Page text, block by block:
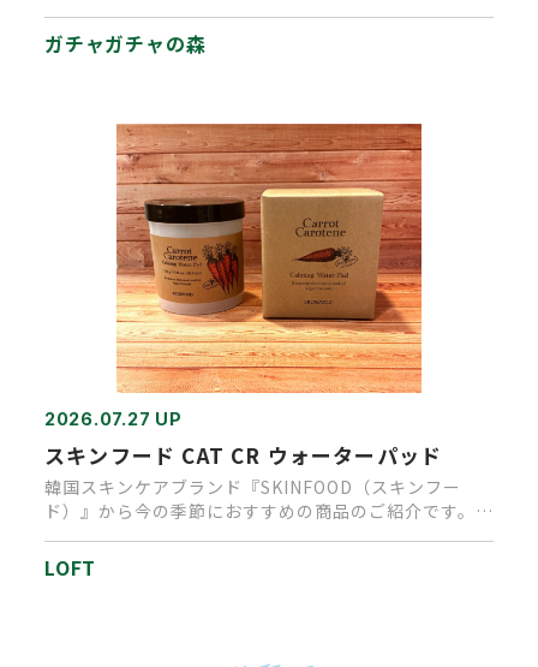
ガチャガチャの森
2026.07.27 UP
スキンフード CAT CR ウォーターパッド
韓国スキンケアブランド『SKINFOOD（スキンフー
ド）』から今の季節におすすめの商品のご紹介です。乾
LOFT